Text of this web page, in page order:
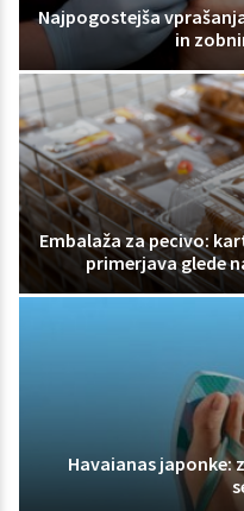
Najpogostejša
in
Embalaža za pecivo:
primerjava glede
Havaianas japonke: